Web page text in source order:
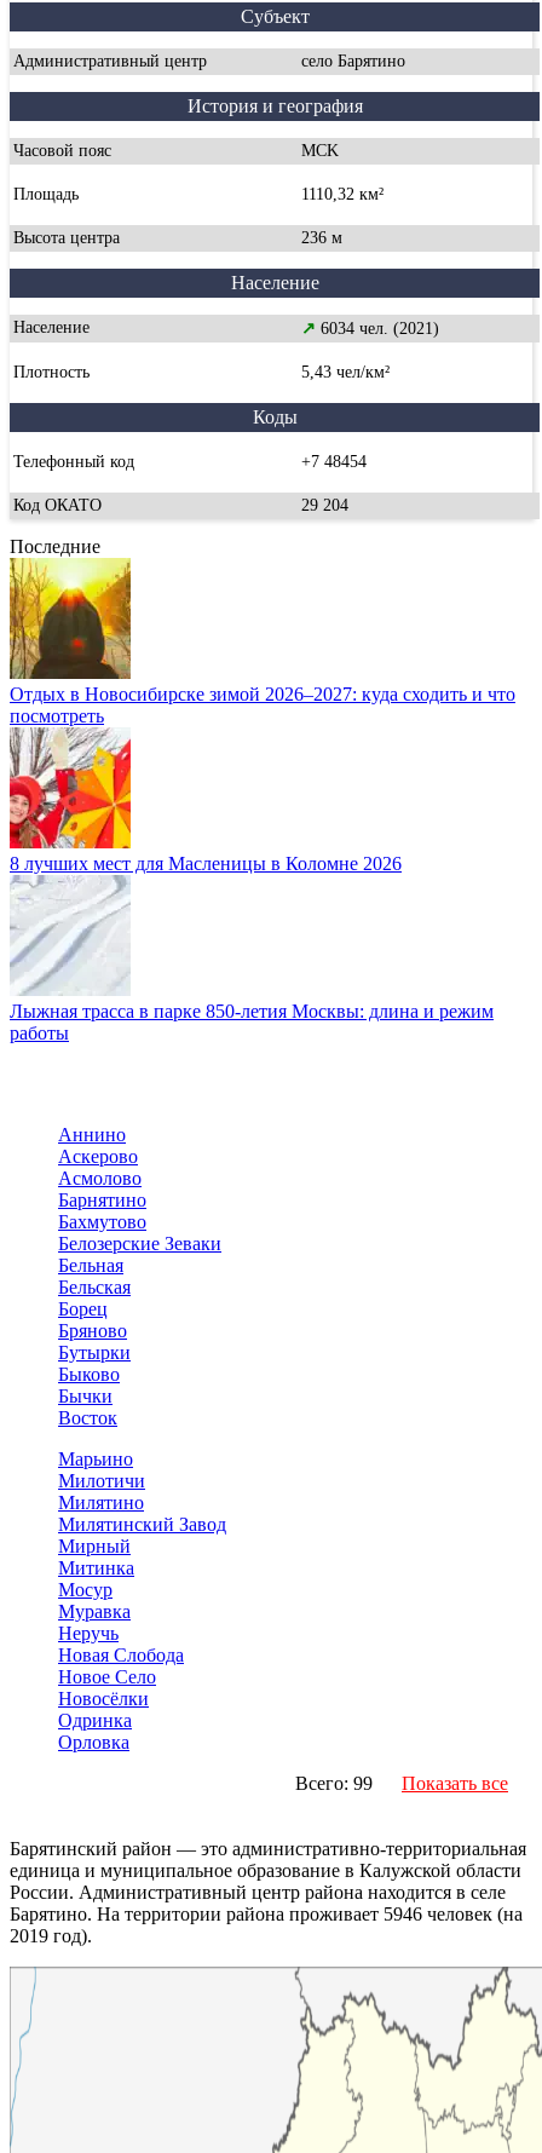
Субъект
Административный центр село Барятино
История и география
Часовой пояс MCK
Площадь 1110,32 км²
Высота центра 236 м
Население
Население ↗ 6034 чел. (2021)
Плотность 5,43 чел/км²
Коды
Телефонный код +7 48454
Код ОКАТО 29 204
Последние
Отдых в Новосибирске зимой 2026–2027: куда сходить и что
посмотреть
8 лучших мест для Масленицы в Коломне 2026
Лыжная трасса в парке 850-летия Москвы: длина и режим
работы
Аннино
Аскерово
Асмолово
Барнятино
Бахмутово
Белозерские Зеваки
Бельная
Бельская
Борец
Бряново
Бутырки
Быково
Бычки
Восток
Марьино
Милотичи
Милятино
Милятинский Завод
Мирный
Митинка
Мосур
Муравка
Неручь
Новая Слобода
Новое Село
Новосёлки
Одринка
Орловка
Всего: 99
Показать все
Барятинский район — это административно-территориальная
единица и муниципальное образование в Калужской области
России. Административный центр района находится в селе
Барятино. На территории района проживает 5946 человек (на
2019 год).